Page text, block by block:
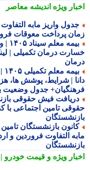
ویژهاندیشه معاصر
پرداخت معوقات
بیمه
درمان تکمیلی | لینک
بیمه
| شرایط، پوشش ها، هزینه
جدول وضعیت بیمه
تامین اجتماعی با کد
بازنشستگان تامین
ویژهو قیمت خودرو |